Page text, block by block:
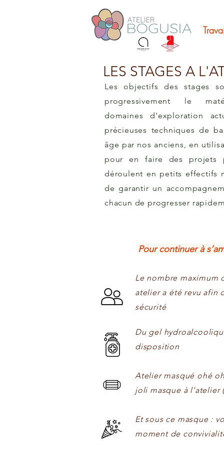
LES STAGES A
Les objectifs des stages
progressivement le
domaines d'exploration
précieuses techniques de
âge par nos anciens, en
pour en faire des projets
déroulent en petits effectifs
de garantir un
chacun de progresser
Pour continuer à
Le nombre maximum
atelier a été revu afin
sécurité
Du gel
disposition
Atelier masqué ohé
joli masque à
Et sous ce masque :
moment de